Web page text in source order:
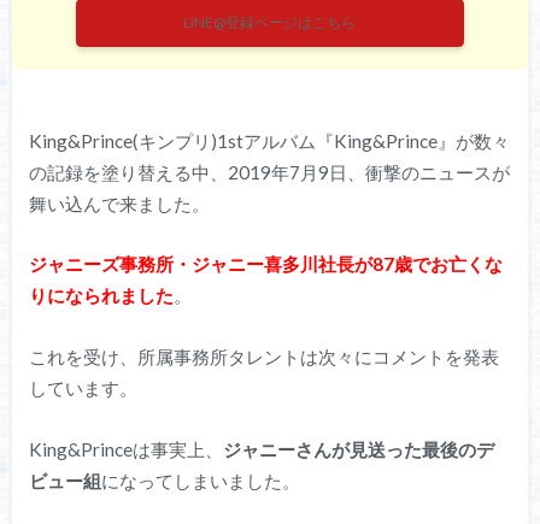
LINE@登録ページはこちら
King&Prince(キンプリ)1stアルバム『King&Prince』が数々
の記録を塗り替える中、2019年7月9日、衝撃のニュースが
舞い込んで来ました。
ジャニーズ事務所・ジャニー喜多川社長が87歳でお亡くな
りになられました。
これを受け、所属事務所タレントは次々にコメントを発表
しています。
King&Princeは事実上、 ジャニーさんが見送った最後のデ
ビュー組になってしまいました。